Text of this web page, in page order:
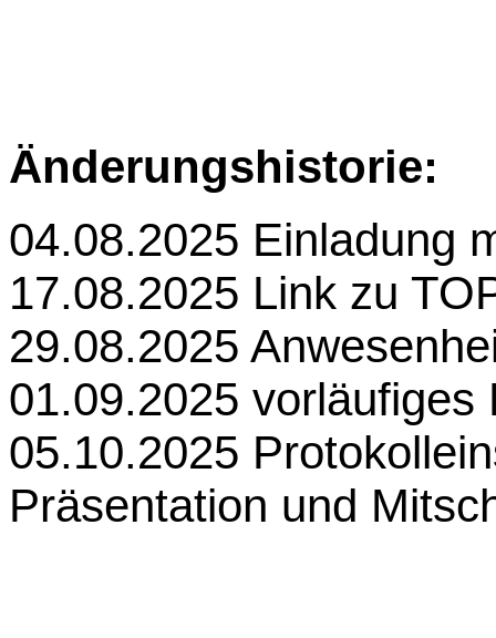
Änderungshistorie:
04.08.2025 Einladung
17.08.2025 Link zu
29.08.2025
01.09.2025 vorläufiges
05.10.2025
Präsentation und